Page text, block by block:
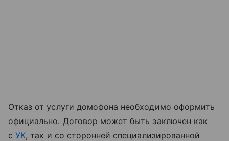
Отказ от услуги домофона необходимо оформить
официально. Договор может быть заключен как
сУК, так и со сторонней специализированной